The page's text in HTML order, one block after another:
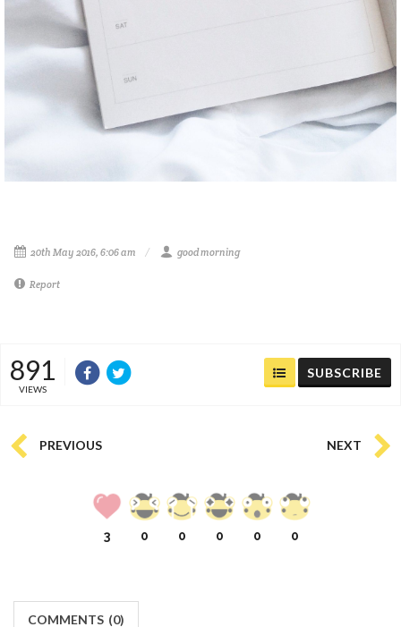
20th May 2016, 6:06 am good morning
Report
891
VIEWS
SUBSCRIBE
PREVIOUS NEXT
3 0 0 0 0 0
COMMENTS (0)